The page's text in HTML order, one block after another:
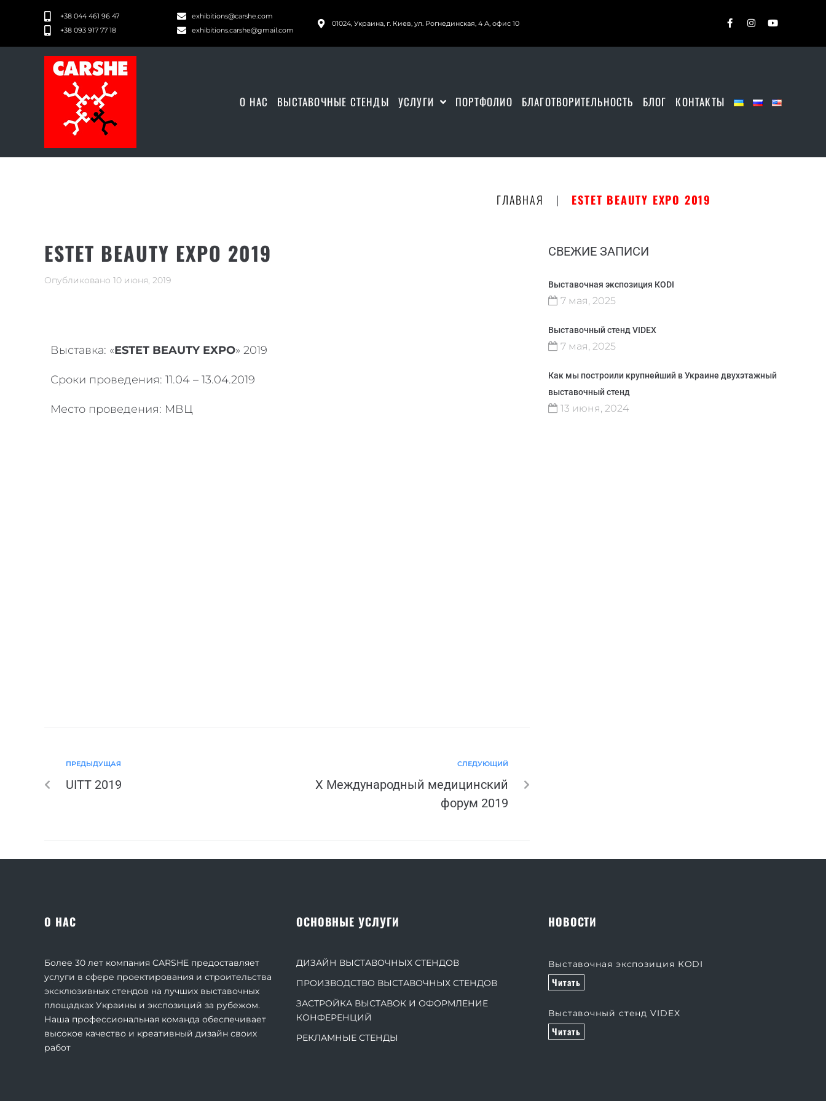
+38 044 461 96 47
+38 093 917 77 18
exhibitions@carshe.com
exhibitions.carshe@gmail.com
01024, Украина, г. Киев, ул. Рогнединская, 4 А, офис 10
О НАС ВЫСТАВОЧНЫЕ СТЕНДЫ УСЛУГИ ПОРТФОЛИО БЛАГОТВОРИТЕЛЬНОСТЬ БЛОГ КОНТАКТЫ
ГЛАВНАЯ | ESTET BEAUTY EXPO 2019
ESTET BEAUTY EXPO 2019
Опубликовано 10 июня, 2019
Выставка: «ESTET BEAUTY EXPO» 2019
Сроки проведения: 11.04 – 13.04.2019
Место проведения: МВЦ
ПРЕДЫДУЩАЯ
UITT 2019
СЛЕДУЮЩИЙ
X Международный медицинский
форум 2019
СВЕЖИЕ ЗАПИСИ
Выставочная экспозиция КODI
7 мая, 2025
Выставочный стенд VIDEX
7 мая, 2025
Как мы построили крупнейший в Украине двухэтажный
выставочный стенд
13 июня, 2024
О НАС
Более 30 лет компания CARSHE предоставляет
услуги в сфере проектирования и строительства
эксклюзивных стендов на лучших выставочных
площадках Украины и экспозиций за рубежом.
Наша профессиональная команда обеспечивает
высокое качество и креативный дизайн своих
работ
ОСНОВНЫЕ УСЛУГИ
ДИЗАЙН ВЫСТАВОЧНЫХ СТЕНДОВ
ПРОИЗВОДСТВО ВЫСТАВОЧНЫХ СТЕНДОВ
ЗАСТРОЙКА ВЫСТАВОК И ОФОРМЛЕНИЕ
КОНФЕРЕНЦИЙ
РЕКЛАМНЫЕ СТЕНДЫ
НОВОСТИ
Выставочная экспозиция КODI
Читать
Выставочный стенд VIDEX
Читать